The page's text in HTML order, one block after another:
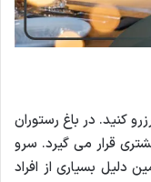
کنید. در باغ رستوران
قرار می گیرد. سرو
دلیل بسیاری از افراد